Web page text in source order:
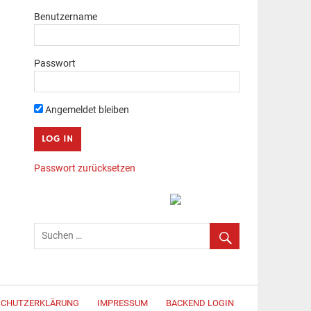
Benutzername
Passwort
Angemeldet bleiben
Passwort zurücksetzen
IMPRESSUM BACKEND LOGIN